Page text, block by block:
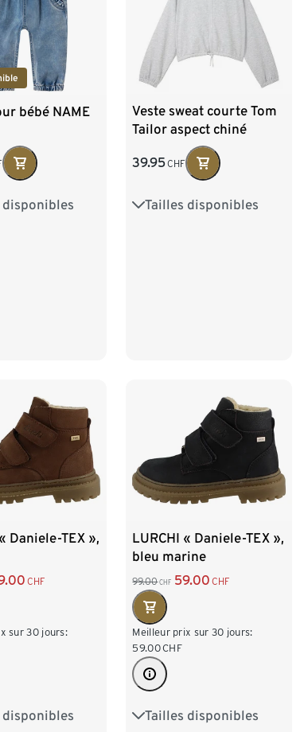
bébé NAME
disponibles
68 74
Veste sweat courte Tom
Tailor aspect chiné
39.95CHF
Tailles disponibles
128 140 152 164
Daniele-TEX »,
CHF
sur 30 jours:
disponibles
30
LURCHI « Daniele-TEX »,
bleu marine
99.00 CHF 59.00 CHF
Meilleur prix sur 30 jours:
59.00CHF
Tailles disponibles
28 29 30 31